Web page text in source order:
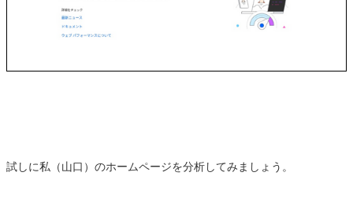
試しに私（山口）のホームページを分析してみましょう。